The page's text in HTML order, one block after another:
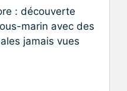
: découverte
marin avec des
jamais vues